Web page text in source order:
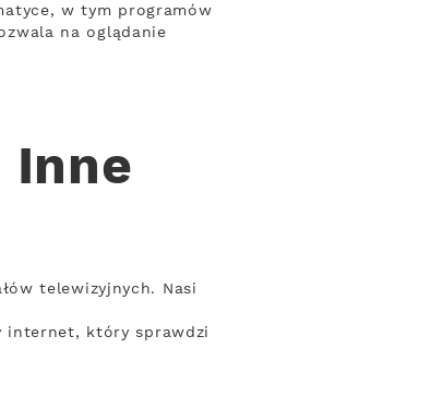
w tym programów
na oglądanie
Inne
telewizyjnych. Nasi
internet, który sprawdzi